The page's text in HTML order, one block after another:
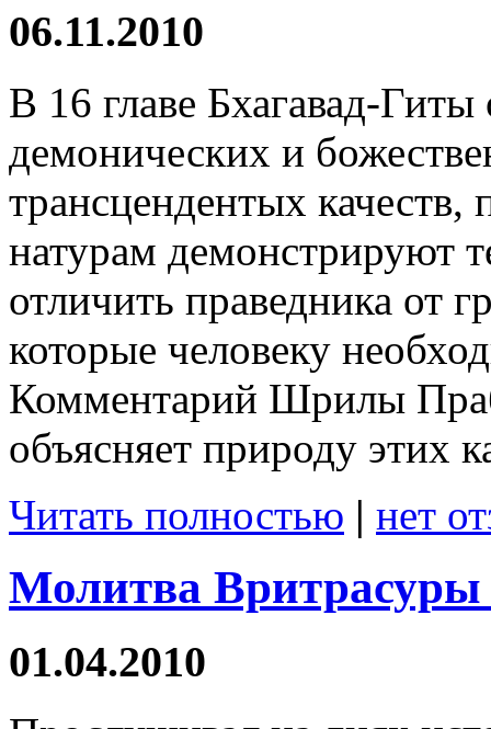
06.11.2010
В 16 главе Бхагавад-Гиты
демонических и
трансцендентых
натурам демонстрируют
отличить праведника от
которые человеку
Комментарий Шрилы
объясняет природу этих
Читать полностью | нет
Молитва
01.04.2010